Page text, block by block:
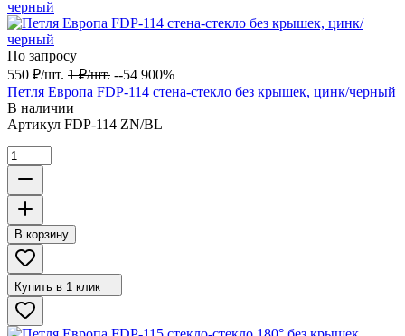
По запросу
550 ₽/шт. 1 ₽/шт. --54 900%
Петля Европа FDP-114 стена-стекло без крышек, цинк/черный
В наличии
Артикул FDP-114 ZN/BL
В корзину
Купить в 1 клик